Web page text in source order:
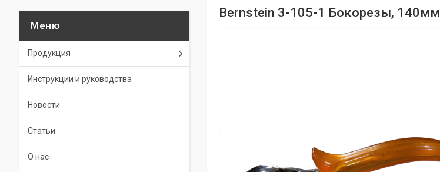
Bernstein 3-105-1 Бокорезы, 140мм
Продукция
Инструкции и руководства
Новости
Статьи
О нас